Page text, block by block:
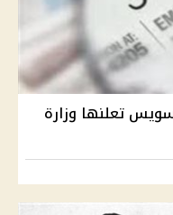
تعلنها وزارة